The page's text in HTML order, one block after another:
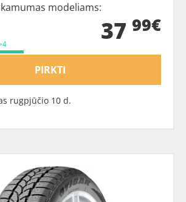
modeliams:
37 99€
PIRKTI
rugpjūčio 10 d.